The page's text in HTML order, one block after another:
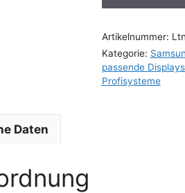
Artikelnummer:
Kategorie:
passende
Profisysteme
Daten